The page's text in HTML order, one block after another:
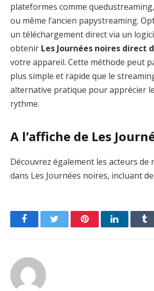
plateformes comme
ou même l’ancien papystreaming.
un téléchargement direct via un
obtenir Les Journées noires direct
votre appareil. Cette méthode peut
plus simple et rapide que le
alternative pratique pour apprécier
rythme.
A l’affiche de Les
Découvrez également les acteurs de
dans Les Journées noires, incluant
FacebookTwitter PinterestLinkedIn